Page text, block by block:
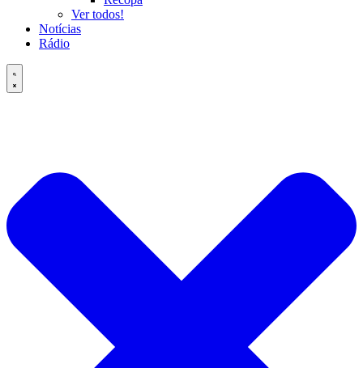
Ver todos!
Notícias
Rádio